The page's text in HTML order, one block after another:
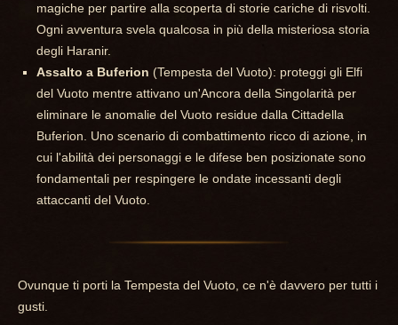
magiche per partire alla scoperta di storie cariche di risvolti.
Ogni avventura svela qualcosa in più della misteriosa storia
degli Haranir.
Assalto a Buferion (Tempesta del Vuoto): proteggi gli Elfi
del Vuoto mentre attivano un'Ancora della Singolarità per
eliminare le anomalie del Vuoto residue dalla Cittadella
Buferion. Uno scenario di combattimento ricco di azione, in
cui l'abilità dei personaggi e le difese ben posizionate sono
fondamentali per respingere le ondate incessanti degli
attaccanti del Vuoto.
Ovunque ti porti la Tempesta del Vuoto, ce n'è davvero per tutti i
gusti.